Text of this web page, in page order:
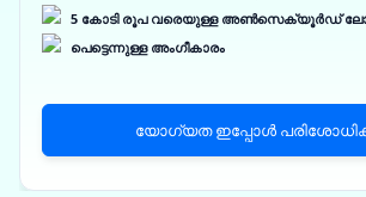
5 കോടി രൂപ വരെയുള്ള അൺസെക്യൂർഡ്
പെട്ടെന്നുള്ള അംഗീകാരം
യോഗ്യത ഇപ്പോൾ